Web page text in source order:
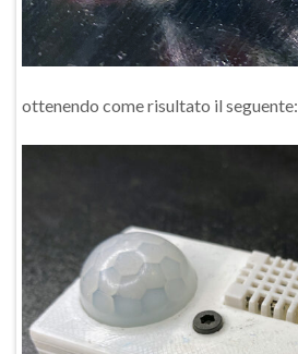
ottenendo come risultato il seguente: